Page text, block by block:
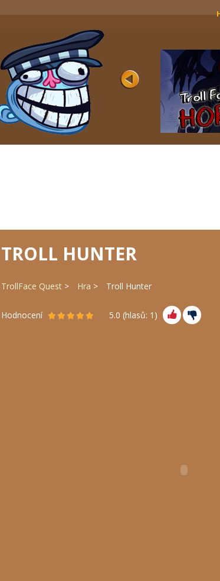
VIDEO MEMES AND TV
SHOWS 2
Hodnocení
Hráno 4K
Různé televizní pořady na obrazovkách,
spousta populárních videí na monitorech - to
...
HRÁT HNED
TROLL HUNTER
TrollFace Quest Hra Troll Hunter
Hodnocení 5.0 (hlasů: 1 )